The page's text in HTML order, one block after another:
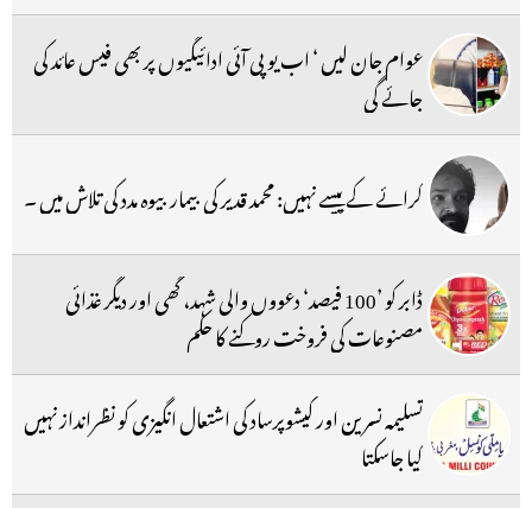
عوام جان لیں ‘ اب یو پی آئی ادائیگیوں پر بھی فیس عائد کی
جائے گی
کرائے کے پیسے نہیں: محمد قدیر کی بیمار بیوہ مدد کی تلاش میں ۔
ڈابر کو ’100 فیصد‘ دعووں والی شہد، گھی اور دیگر غذائی
مصنوعات کی فروخت روکنے کا حکم
تسلیمہ نسرین اور کیشوپرساد کی اشتعال انگیزی کو نظرانداز نہیں
کیا جاسکتا